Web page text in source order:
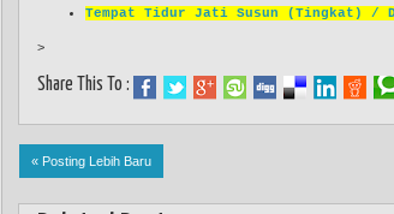
Tempat Tidur Jati Susun (Tingkat) /
>
Share This To :
« Posting Lebih Baru